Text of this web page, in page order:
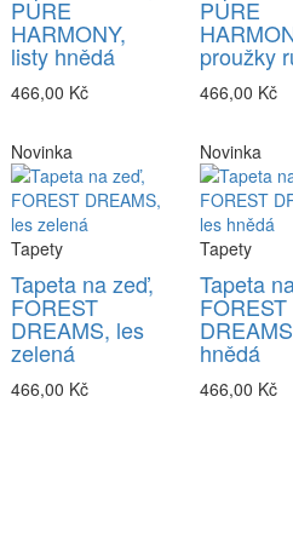
PURE
HARMONY,
listy hnědá
466,00 Kč
PURE
proužky
466,00 Kč
Novinka
Tapety
Tapeta na zeď,
FOREST
DREAMS, les
zelená
466,00 Kč
Novinka
Tapety
Tapeta
FOREST
hnědá
466,00 Kč